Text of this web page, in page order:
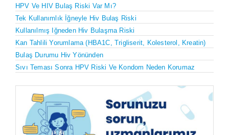
HPV Ve HIV Bulaş Riski Var Mı?
Tek Kullanımlık İğneyle Hiv Bulaş Riski
Kullanılmış Iğneden Hiv Bulaşma Riski
Kan Tahlili Yorumlama (HBA1C, Trigliserit, Kolesterol, Kreatin)
Bulaş Durumu Hiv Yönünden
Sıvı Teması Sonra HPV Riski Ve Kondom Neden Korumaz